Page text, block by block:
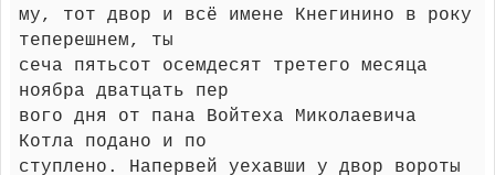
му, тот двор и всё имене Кнегинино в року
теперешнем, ты
сеча пятьсот осемдесят третего месяца
ноябра дватцать пер
вого дня от пана Войтеха Миколаевича
Котла подано и по
ступлено. Напервей уехавши у двор вороты